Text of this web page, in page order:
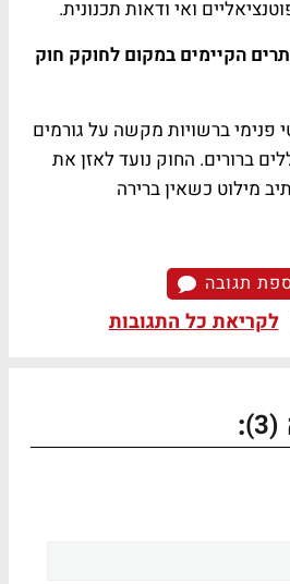
ואי ודאות תכנונית.
הקיימים במקום לחוקק חוק
פנימי ברשויות מקשה על גורמים
ברורים. החוק נועד לאזן את
מילוט כשאין ברירה
תגובה
לקריאת כל התגובות
(3)
: